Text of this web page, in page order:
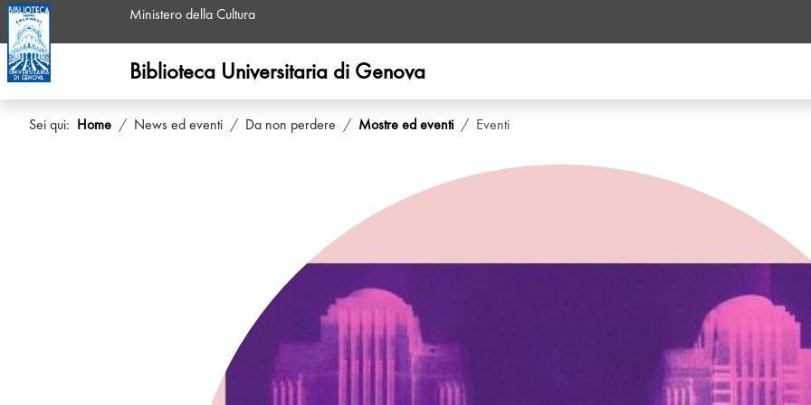
Ministero della Cultura
Biblioteca Universitaria di Genova
Sei qui: Home News ed eventi Da non perdere Mostre ed eventi
Eventi